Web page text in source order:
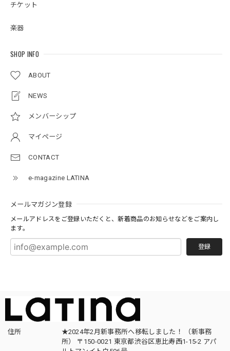
チケット
楽器
SHOP INFO
ABOUT
NEWS
メンバーシップ
マイページ
CONTACT
e-magazine LATINA
メールマガジン登録
メールアドレスをご登録いただくと、新着商品のお知らせなどをご案内し
ます。
登録
住所
★2024年2月新事務所へ移転しました！ （新事務
所） 〒150-0021 東京都渋谷区恵比寿西1-15-2 アパ